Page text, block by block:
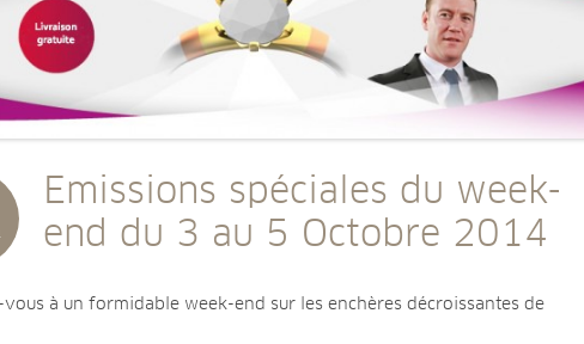
Emissions spéciales du week-
end du 3 au 5 Octobre 2014
vous à un formidable week-end sur les enchères décroissantes de